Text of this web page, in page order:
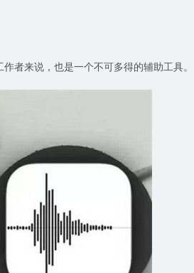
者来说，也是一个不可多得的辅助工具。